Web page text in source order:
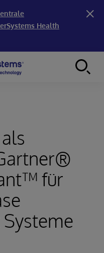
Health
für